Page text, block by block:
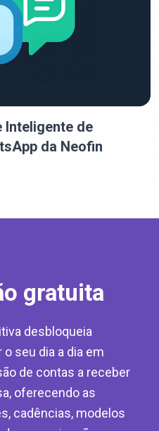
Inteligente de
da Neofin
gratuita
desbloqueia
seu dia a dia em
de contas a receber
oferecendo as
cadências, modelos